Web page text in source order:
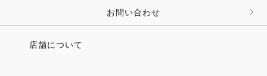
お問い合わせ
店舗について